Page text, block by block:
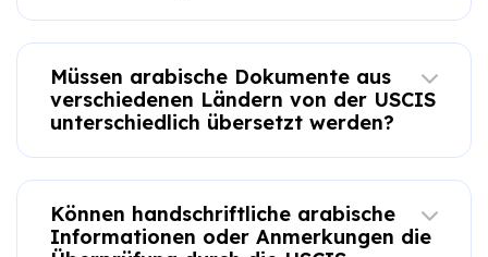
Müssen arabische Dokumente aus
verschiedenen Ländern von der USCIS
unterschiedlich übersetzt werden?
Können handschriftliche arabische
Informationen oder Anmerkungen die